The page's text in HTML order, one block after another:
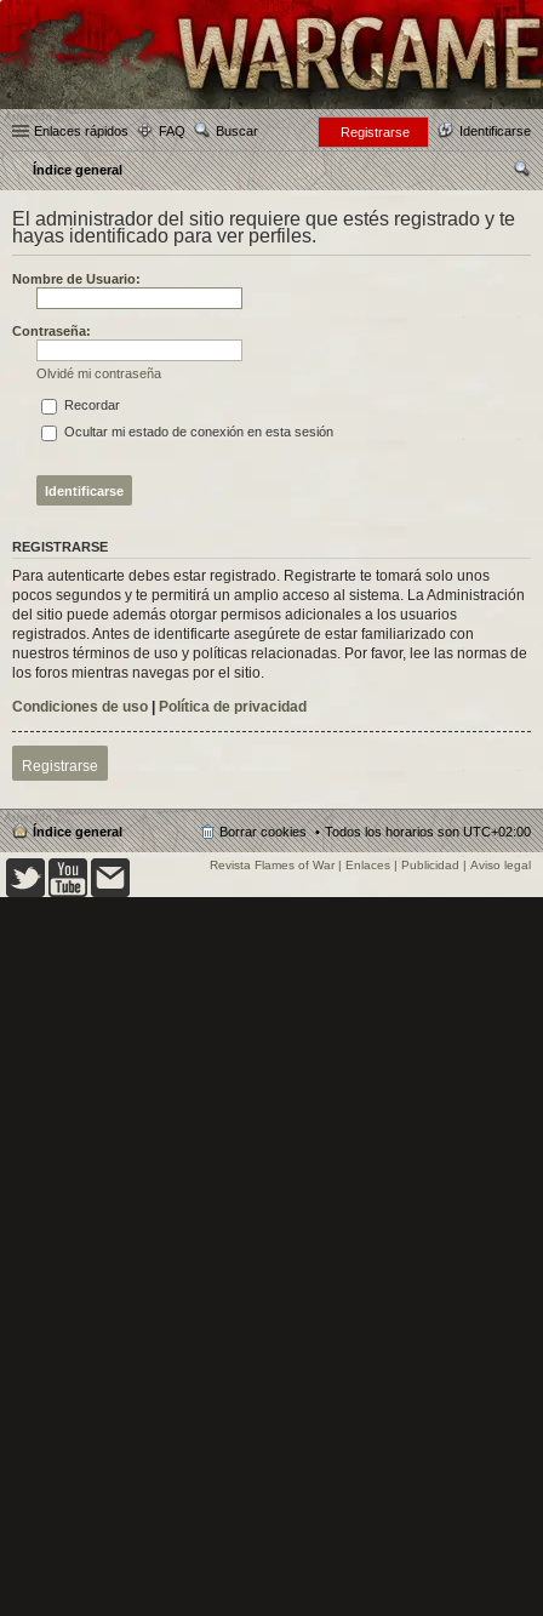
Enlaces rápidos FAQ Buscar Identificarse
Registrarse
Índice general
car
El administrador del sitio requiere que estés registrado y te
hayas identificado para ver perfiles.
Nombre de Usuario:
Contraseña:
Olvidé mi contraseña
Recordar
Ocultar mi estado de conexión en esta sesión
REGISTRARSE
Para autenticarte debes estar registrado. Registrarte te tomará solo unos
pocos segundos y te permitirá un amplio acceso al sistema. La Administración
del sitio puede además otorgar permisos adicionales a los usuarios
registrados. Antes de identificarte asegúrete de estar familiarizado con
nuestros términos de uso y políticas relacionadas. Por favor, lee las normas de
los foros mientras navegas por el sitio.
Condiciones de uso | Política de privacidad
Registrarse
Índice general Todos los horarios sonUTC+02:00
Borrar cookies
Revista Flames of War | Enlaces | Publicidad | Aviso legal